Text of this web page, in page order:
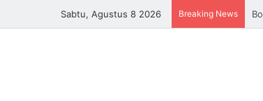
Sabtu, Agustus 8 2026 Breaking News